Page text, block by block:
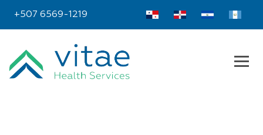
+507 6569-1219